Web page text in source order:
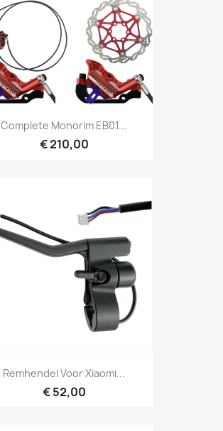
Complete Monorim EB01...
€ 210,00
Remhendel Voor Xiaomi...
€ 52,00